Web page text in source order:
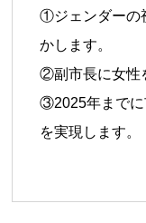
①ジェンダーの
かします。
②副市長に女性
③2025年までに
を実現します